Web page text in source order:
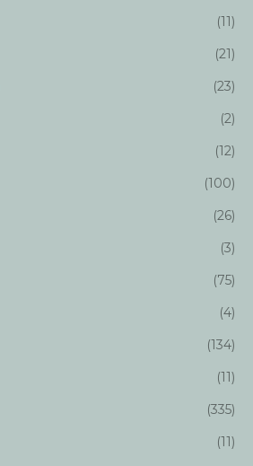
(11)
(21)
(23)
(2)
(12)
(100)
(26)
(3)
(75)
(4)
(134)
(11)
(335)
(11)